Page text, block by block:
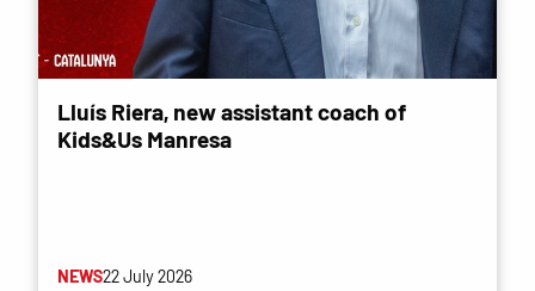
Lluís Riera, new assistant coach of
Kids&Us Manresa
NEWS22 July 2026